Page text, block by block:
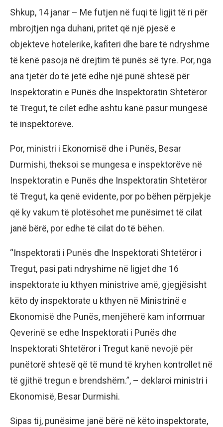
Shkup, 14 janar – Me futjen në fuqi të ligjit të ri për
mbrojtjen nga duhani, pritet që një pjesë e
objekteve hotelerike, kafiteri dhe bare të ndryshme
të kenë pasoja në drejtim të punës së tyre. Por, nga
ana tjetër do të jetë edhe një punë shtesë për
Inspektoratin e Punës dhe Inspektoratin Shtetëror
të Tregut, të cilët edhe ashtu kanë pasur mungesë
të inspektorëve.
Por, ministri i Ekonomisë dhe i Punës, Besar
Durmishi, theksoi se mungesa e inspektorëve në
Inspektoratin e Punës dhe Inspektoratin Shtetëror
të Tregut, ka qenë evidente, por po bëhen përpjekje
që ky vakum të plotësohet me punësimet të cilat
janë bërë, por edhe të cilat do të bëhen.
“Inspektorati i Punës dhe Inspektorati Shtetëror i
Tregut, pasi pati ndryshime në ligjet dhe 16
inspektorate iu kthyen ministrive amë, gjegjësisht
këto dy inspektorate u kthyen në Ministrinë e
Ekonomisë dhe Punës, menjëherë kam informuar
Qeverinë se edhe Inspektorati i Punës dhe
Inspektorati Shtetëror i Tregut kanë nevojë për
punëtorë shtesë që të mund të kryhen kontrollet në
të gjithë tregun e brendshëm.”, – deklaroi ministri i
Ekonomisë, Besar Durmishi.
Sipas tij, punësime janë bërë në këto inspektorate,